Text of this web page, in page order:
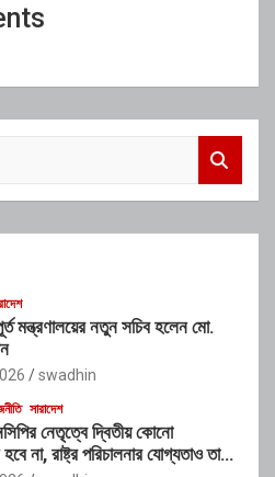
মন্ত্রণালয়ের নতুন সচিব হলেন মো.
swadhin
সারাদেশ
নেতৃত্বে দ্বিতীয় কোনো
না, রাষ্ট্র পরিচালনার যোগ্যতাও তাদের